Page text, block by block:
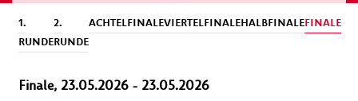
Bundesliga
UEFA Europa League
1.
RUNDE
2.
RUNDE
ACHTELFINALEVIERTELFINALEHALBFINALEFINALE
Finale, 23.05.2026 - 23.05.2026